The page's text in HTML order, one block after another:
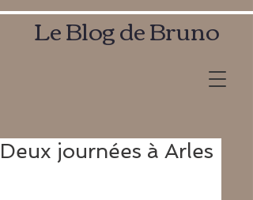
Le Blog de Bruno
Deux journées à Arles